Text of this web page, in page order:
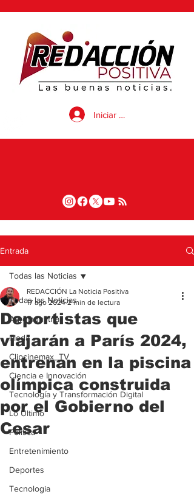
Iniciar sesión
Entrada
Todas las Noticias
Agroindustria
Moda
Clipcinemax_TV
Ciencia e Innovación
Tecnología y Transformación Digital
Lo Ultimo
Politica
Entretenimiento
Deportes
Tecnologia
Todas las Noticias
Deportistas que
viajarán a París 2024,
entrenan en la piscina
olímpica construida
por el Gobierno del
Cesar
REDACCIÓN La Noticia Positiva
17 ago 2024 2 min de lectura